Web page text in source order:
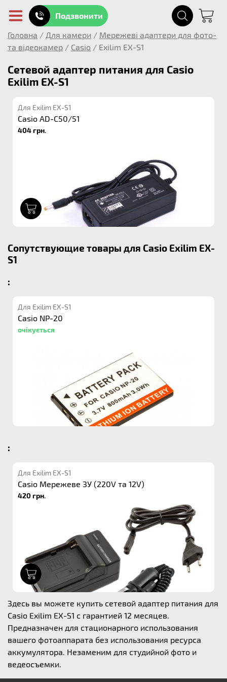
Подзвонити
Головна / Для камери / Мережеві адаптери для фото-
та відеокамер / Casio / Exilim EX-S1
Сетевой адаптер питания для Casio
Exilim EX-S1
Для Exilim EX-S1
Casio AD-C50/51
404 грн.
Сопутствующие товары для Casio Exilim EX-
S1
:
Для Exilim EX-S1
Casio NP-20
очікується
:
Для Exilim EX-S1
Casio Мережеве ЗУ (220V та 12V)
420 грн.
Здесь вы можете купить сетевой адаптер питания для
Casio Exilim EX-S1 с гарантией 12 месяцев.
Предназначен для стационарного использования
вашего фотоаппарата без использования ресурса
аккумулятора. Незаменим для студийной фото и
ведеосъемки.